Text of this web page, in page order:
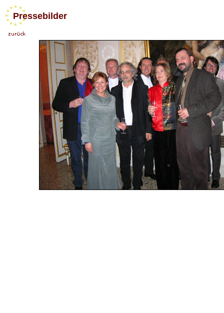
Pressebilder